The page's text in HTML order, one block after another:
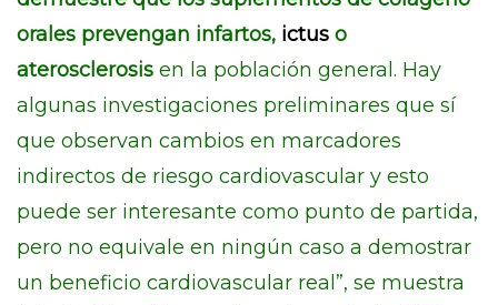
orales prevengan infartos, ictus o
aterosclerosis en la población general. Hay
algunas investigaciones preliminares que sí
que observan cambios en marcadores
indirectos de riesgo cardiovascular y esto
puede ser interesante como punto de partida,
pero no equivale en ningún caso a demostrar
un beneficio cardiovascular real”, se muestra